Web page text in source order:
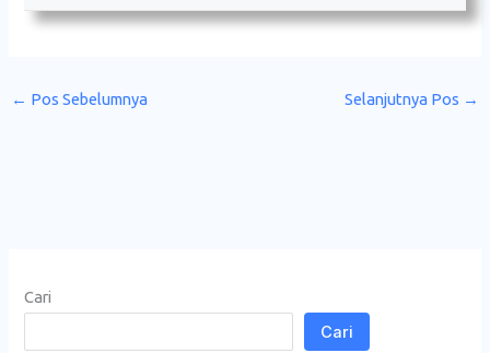
← Pos Sebelumnya Selanjutnya Pos →
Cari
Cari